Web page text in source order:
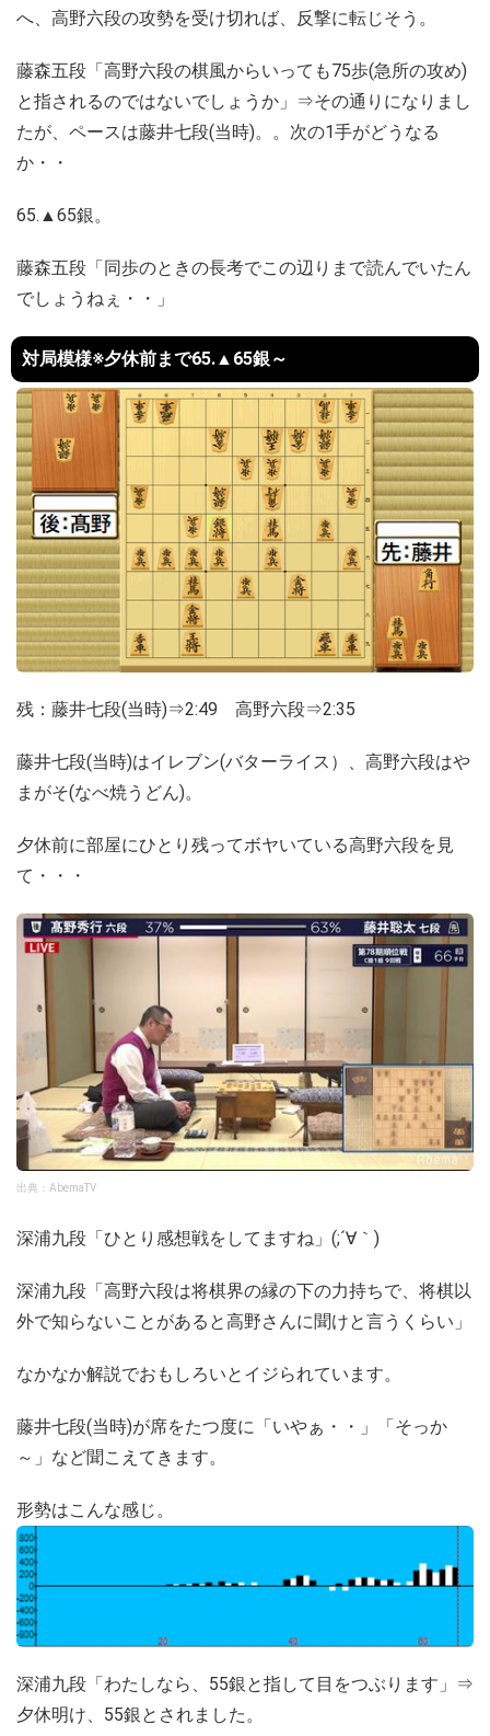
へ、高野六段の攻勢を受け切れば、反撃に転じそう。
藤森五段「高野六段の棋風からいっても75歩(急所の攻め)
と指されるのではないでしょうか」⇒その通りになりまし
たが、ペースは藤井七段(当時)。。次の1手がどうなる
か・・
65.▲65銀。
藤森五段「同歩のときの長考でこの辺りまで読んでいたん
でしょうねぇ・・」
対局模様※夕休前まで65.▲65銀～
残：藤井七段(当時)⇒2:49 高野六段⇒2:35
藤井七段(当時)はイレブン(バターライス）、高野六段はや
まがそ(なべ焼うどん)。
夕休前に部屋にひとり残ってボヤいている高野六段を見
て・・・
出典：AbemaTV
深浦九段「ひとり感想戦をしてますね」(;´∀｀)
深浦九段「高野六段は将棋界の縁の下の力持ちで、将棋以
外で知らないことがあると高野さんに聞けと言うくらい」
なかなか解説でおもしろいとイジられています。
藤井七段(当時)が席をたつ度に「いやぁ・・」「そっか
～」など聞こえてきます。
形勢はこんな感じ。
深浦九段「わたしなら、55銀と指して目をつぶります」⇒
夕休明け、55銀とされました。